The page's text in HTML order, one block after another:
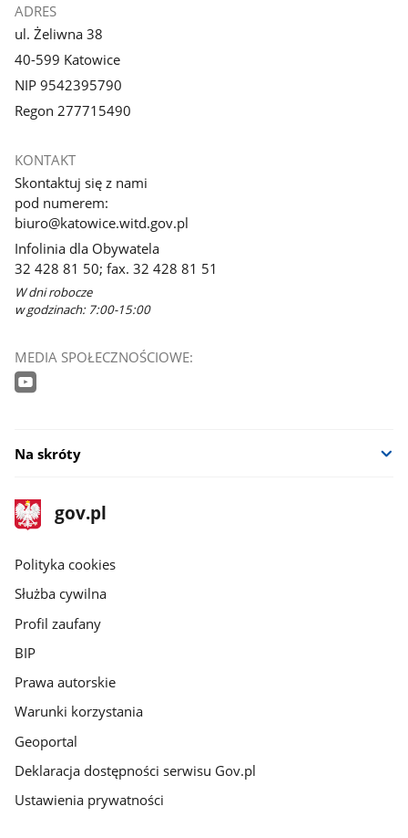
ADRES
ul. Żeliwna 38
40-599 Katowice
NIP 9542395790
Regon 277715490
KONTAKT
Skontaktuj się z nami
pod numerem:
biuro@katowice.witd.gov.pl
Infolinia dla Obywatela
32 428 81 50; fax. 32 428 81 51
W dni robocze
w godzinach: 7:00-15:00
MEDIA SPOŁECZNOŚCIOWE:
Na skróty
stopka
gov.pl
Strona
gov.pl
gov.pl
Polityka cookies
Służba cywilna
Profil zaufany
BIP
Prawa autorskie
Warunki korzystania
Geoportal
Deklaracja dostępności serwisu Gov.pl
Ustawienia prywatności